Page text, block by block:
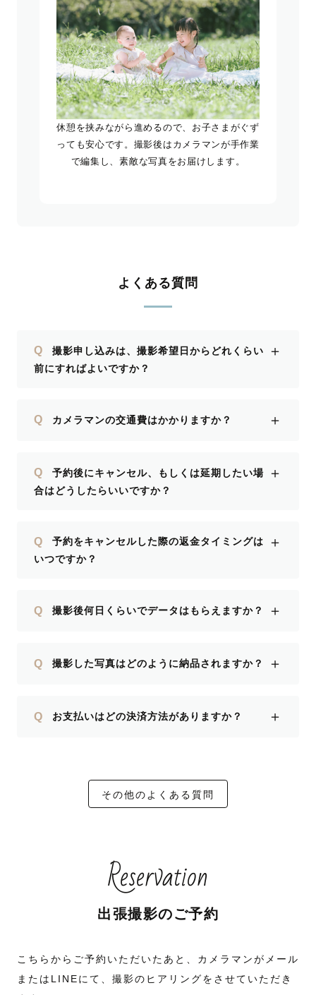
休憩を挟みながら進めるので、お子さまがぐず
っても安心です。撮影後はカメラマンが手作業
で編集し、素敵な写真をお届けします。
よくある質問
Q
撮影申し込みは、撮影希望日からどれくらい
前にすればよいですか？
＋
Q カメラマンの交通費はかかりますか？ ＋
Q
予約後にキャンセル、もしくは延期したい場
合はどうしたらいいですか？
＋
Q
予約をキャンセルした際の返金タイミングは
いつですか？
＋
Q 撮影後何日くらいでデータはもらえますか？ ＋
Q 撮影した写真はどのように納品されますか？ ＋
Q お支払いはどの決済方法がありますか？ ＋
その他のよくある質問
Reservation
出張撮影のご予約
こちらからご予約いただいたあと、カメラマンがメール
またはLINEにて、撮影のヒアリングをさせていただき